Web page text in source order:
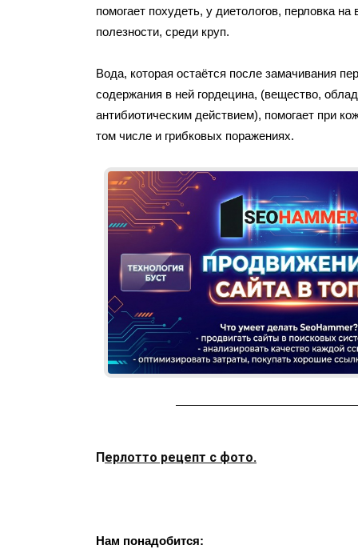
помогает похудеть, у диетологов, перловка на
полезности, среди круп.
Вода, которая остаётся после замачивания
содержания в ней гордецина, (вещество,
антибиотическим действием), помогает при
том числе и грибковых поражениях.
Перлотто рецепт с фото.
Нам понадобится: